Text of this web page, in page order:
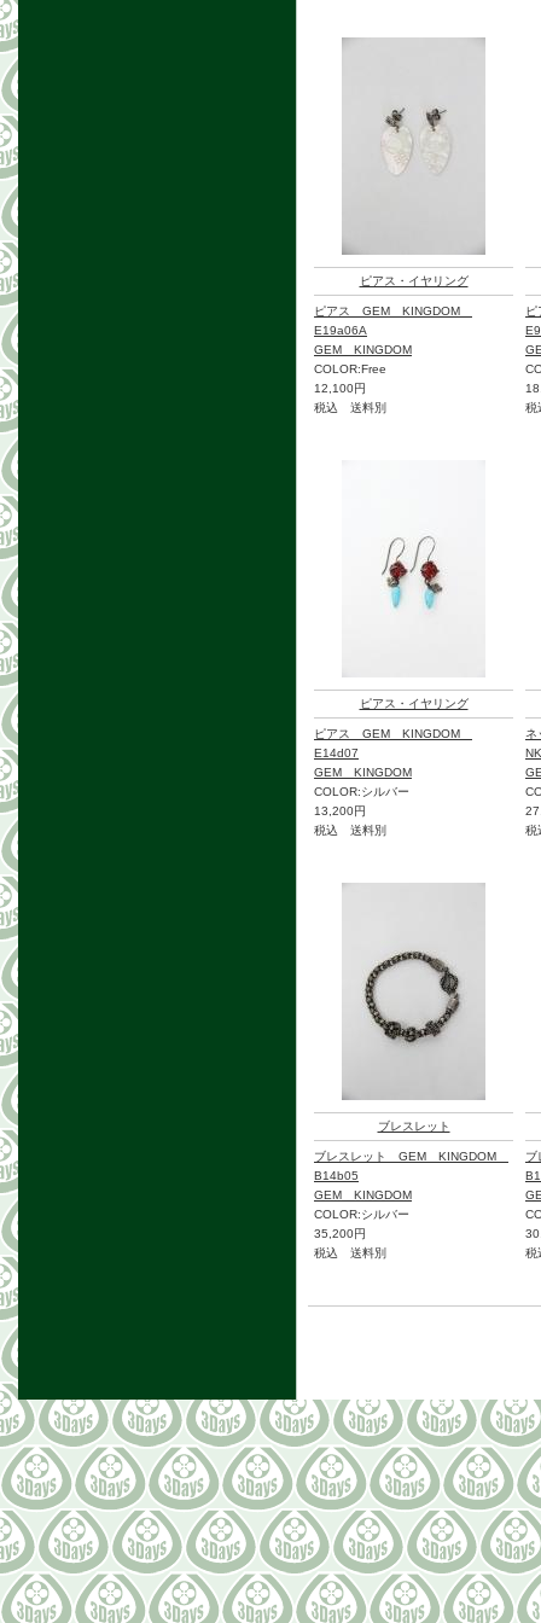
ピアス・イヤリング
ピアス GEM KINGDOM
E19a06A
GEM KINGDOM
COLOR:Free
12,100円
税込 送料別
税
ピアス・イヤリング
ピアス GEM KINGDOM
E14d07
GEM KINGDOM
COLOR:シルバー
13,200円
税込 送料別
税
ブレスレット
ブレスレット GEM KINGDOM
B14b05
GEM KINGDOM
COLOR:シルバー
35,200円
税込 送料別
税